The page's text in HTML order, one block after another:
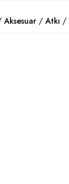
Aksesuar Atkı